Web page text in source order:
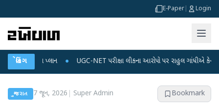
E-Paper Login
બ્રેકિંગ
ડેટા પ્લાન ● UGC-NET પરીક્ષા લીકના આરોપો પર રાહુલ ગાંધીએ કેન્દ્ર પર પ્રહાર
ગુજરાત 7 જૂન, 2026 Super Admin Bookmark